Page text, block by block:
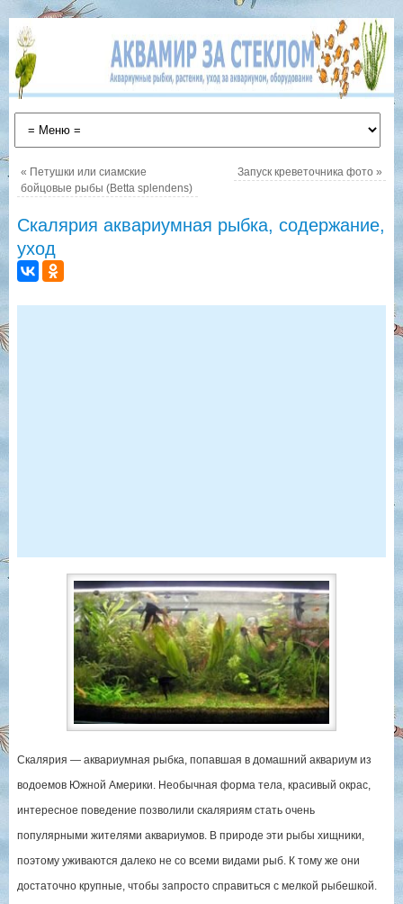
« Петушки или сиамские
бойцовые рыбы (Betta splendens)
Запуск креветочника фото»
Скалярия аквариумная рыбка, содержание,
уход
Скалярия — аквариумная рыбка, попавшая в домашний аквариум из
водоемов Южной Америки. Необычная форма тела, красивый окрас,
интересное поведение позволили скаляриям стать очень
популярными жителями аквариумов. В природе эти рыбы хищники,
поэтому уживаются далеко не со всеми видами рыб. К тому же они
достаточно крупные, чтобы запросто справиться с мелкой рыбешкой.